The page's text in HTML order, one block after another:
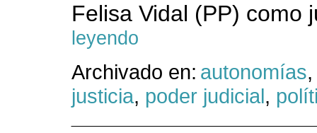
Felisa Vidal (PP) como
leyendo
Archivado en: autonomías
justicia, poder judicial,